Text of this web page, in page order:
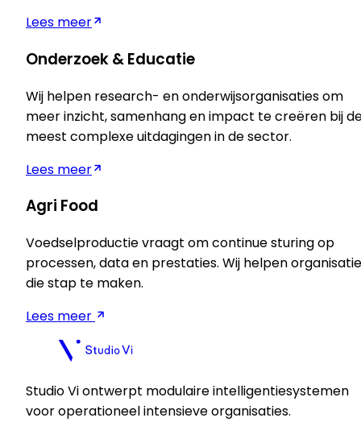
Lees meer
Onderzoek & Educatie
Wij helpen research- en onderwijsorganisaties om
meer inzicht, samenhang en impact te creëren bij
meest complexe uitdagingen in de sector.
Lees meer
Agri Food
Voedselproductie vraagt om continue sturing op
processen, data en prestaties. Wij helpen
die stap te maken.
Lees meer
Studio Vi ontwerpt modulaire intelligentiesystemen
voor operationeel intensieve organisaties.